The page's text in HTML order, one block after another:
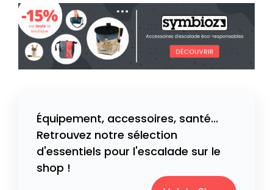
Équipement, accessoires, santé...
Retrouvez notre sélection
d'essentiels pour l'escalade sur le
shop !